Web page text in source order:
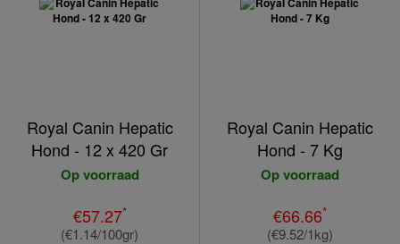
Royal Canin Hepatic
Hond - 12 x 420 Gr
Op voorraad
€57.27*
(€1.14/100gr)
Royal Canin Hepatic
Hond - 7 Kg
Op voorraad
€66.66*
(€9.52/1kg)